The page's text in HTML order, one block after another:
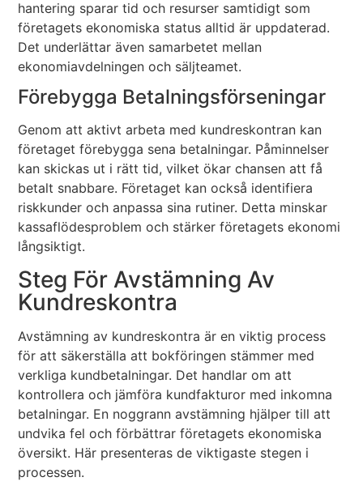
hantering sparar tid och resurser samtidigt som
företagets ekonomiska status alltid är uppdaterad.
Det underlättar även samarbetet mellan
ekonomiavdelningen och säljteamet.
Förebygga Betalningsförseningar
Genom att aktivt arbeta med kundreskontran kan
företaget förebygga sena betalningar. Påminnelser
kan skickas ut i rätt tid, vilket ökar chansen att få
betalt snabbare. Företaget kan också identifiera
riskkunder och anpassa sina rutiner. Detta minskar
kassaflödesproblem och stärker företagets ekonomi
långsiktigt.
Steg För Avstämning Av
Kundreskontra
Avstämning av kundreskontra är en viktig process
för att säkerställa att bokföringen stämmer med
verkliga kundbetalningar. Det handlar om att
kontrollera och jämföra kundfakturor med inkomna
betalningar. En noggrann avstämning hjälper till att
undvika fel och förbättrar företagets ekonomiska
översikt. Här presenteras de viktigaste stegen i
processen.